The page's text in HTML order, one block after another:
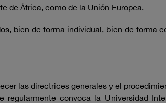
de África, como de la Unión Europea.
bien de forma individual, bien de
las directrices generales y el
convoca la Universidad